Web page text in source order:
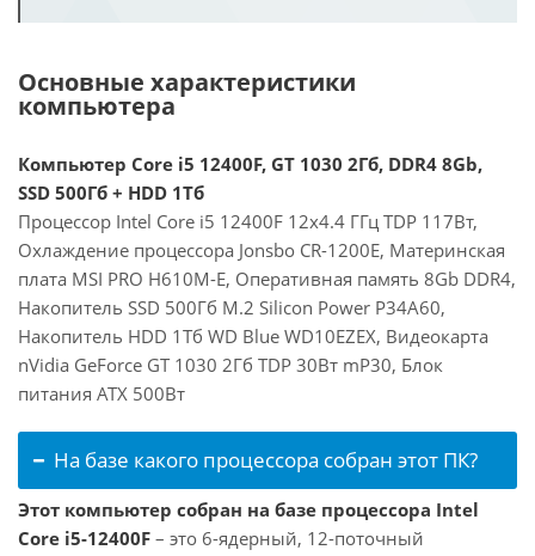
Основные характеристики
компьютера
Компьютер Core i5 12400F, GT 1030 2Гб, DDR4 8Gb,
SSD 500Гб + HDD 1Тб
Процессор Intel Core i5 12400F 12x4.4 ГГц TDP 117Вт,
Охлаждение процессора Jonsbo CR-1200E, Материнская
плата MSI PRO H610M-E, Оперативная память 8Gb DDR4,
Накопитель SSD 500Гб M.2 Silicon Power P34A60,
Накопитель HDD 1Тб WD Blue WD10EZEX, Видеокарта
nVidia GeForce GT 1030 2Гб TDP 30Вт mP30, Блок
питания ATX 500Вт
На базе какого процессора собран этот ПК?
Этот компьютер собран на базе процессора Intel
Core i5-12400F – это 6-ядерный, 12-поточный